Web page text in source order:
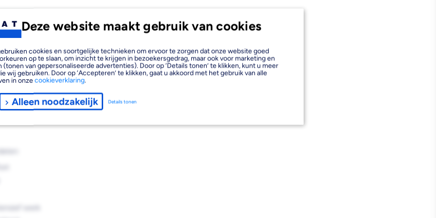
Deze website maakt gebruik van cookies
cookies en soortgelijke technieken om ervoor te zorgen dat onze website goed
op te slaan, om inzicht te krijgen in bezoekersgedrag, maar ook voor marketing en
(tonen van gepersonaliseerde advertenties). Door op ‘Details tonen’ te klikken, kunt u meer
wij gebruiken. Door op ‘Accepteren’ te klikken, gaat u akkoord met het gebruik van alle
in onzecookieverklaring.
Alleen noodzakelijk Details tonen
Marineblauw Maat XXL is
maximaal comfort en
duurzaamheid met flexibiliteit
Met
ritsluiting is deze
verrichten in verschillende
werk